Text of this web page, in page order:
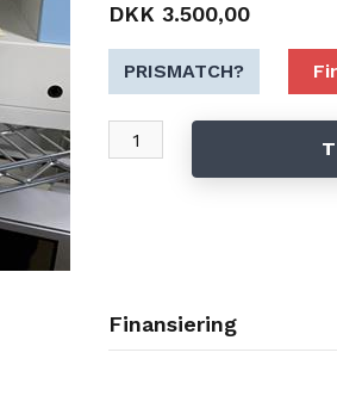
* Skulle der opstå en fejl på maskinen
DKK 3.500,00
PRISMATCH?
Finansiering